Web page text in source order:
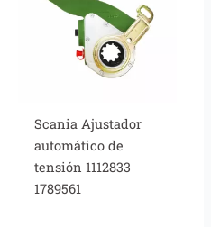
Scania Ajustador
automático de
tensión 1112833
1789561